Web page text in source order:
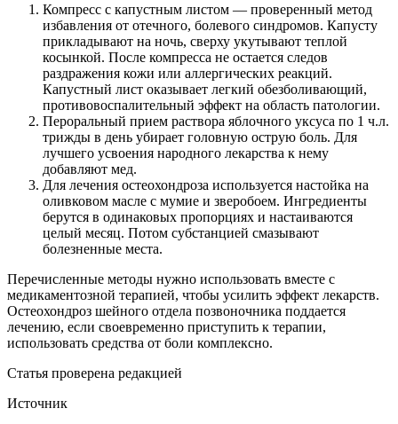
Компресс с капустным листом — проверенный метод
избавления от отечного, болевого синдромов. Капусту
прикладывают на ночь, сверху укутывают теплой
косынкой. После компресса не остается следов
раздражения кожи или аллергических реакций.
Капустный лист оказывает легкий обезболивающий,
противовоспалительный эффект на область патологии.
Пероральный прием раствора яблочного уксуса по 1 ч.л.
трижды в день убирает головную острую боль. Для
лучшего усвоения народного лекарства к нему
добавляют мед.
Для лечения остеохондроза используется настойка на
оливковом масле с мумие и зверобоем. Ингредиенты
берутся в одинаковых пропорциях и настаиваются
целый месяц. Потом субстанцией смазывают
болезненные места.
Перечисленные методы нужно использовать вместе с
медикаментозной терапией, чтобы усилить эффект лекарств.
Остеохондроз шейного отдела позвоночника поддается
лечению, если своевременно приступить к терапии,
использовать средства от боли комплексно.
Статья проверена редакцией
Источник